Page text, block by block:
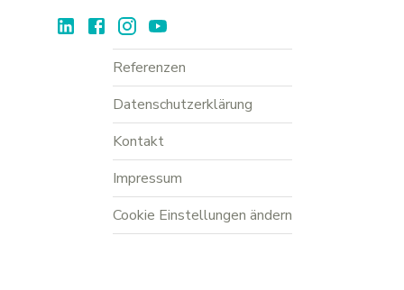
Referenzen
Datenschutzerklärung
Kontakt
Impressum
Cookie Einstellungen ändern